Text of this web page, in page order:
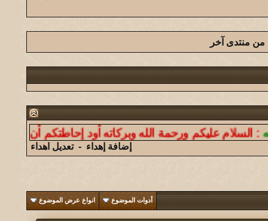
من منتدى آخر
عليكم ورحمة الله وبركاته أود إحاطتكم أن موقعنا
إضافة إهداء -تعديل اهداء
أدوات الموضوع انواع عرض الموضوع